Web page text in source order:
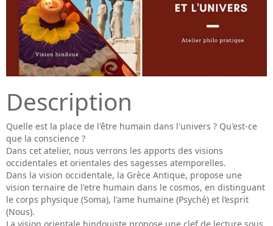
Description
Quelle est la place de l'être humain dans l'univers ? Qu'est-ce
que la conscience ?
Dans cet atelier, nous verrons les apports des visions
occidentales et orientales des sagesses atemporelles.
Dans la vision occidentale, la Grèce Antique, propose une
vision ternaire de l'etre humain dans le cosmos, en distinguant
le corps physique (Soma), l'ame humaine (Psyché) et l’esprit
(Nous).